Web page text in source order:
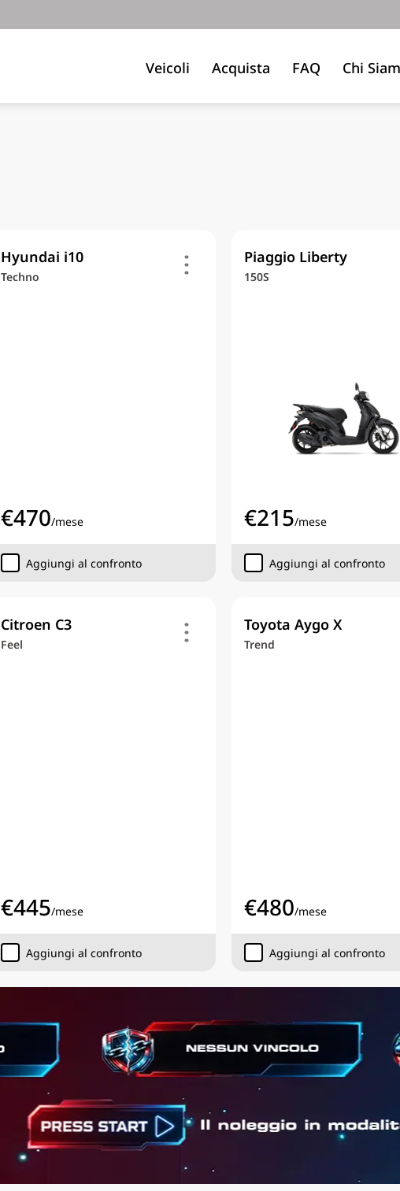
Veicoli Acquista FAQ Chi
Hyundai i10
Techno
€470/mese
Aggiungi al confronto
Piaggio Liberty
150S
€215/mese
Aggiungi al confronto
Citroen C3
Feel
€445/mese
Aggiungi al confronto
Toyota Aygo X
Trend
€480/mese
Aggiungi al confronto